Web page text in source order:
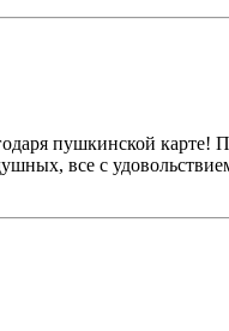
пушкинской карте!
все с